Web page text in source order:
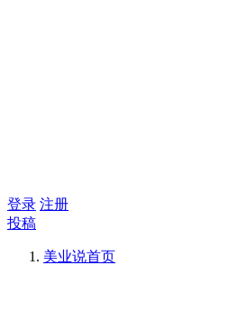
登录 注册
投稿
美业说首页